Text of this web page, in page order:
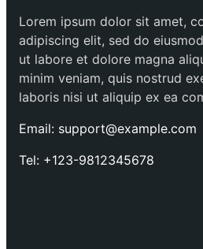
Lorem ipsum dolor sit amet,
adipiscing elit, sed do
ut labore et dolore magna
minim veniam, quis nostrud
laboris nisi ut aliquip ex ea
Email: support@example.com
Tel: +123-9812345678